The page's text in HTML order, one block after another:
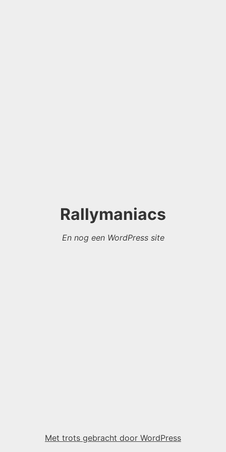
Rallymaniacs
En nog een WordPress site
Met trots gebracht door WordPress